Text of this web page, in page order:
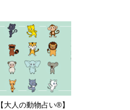
【大人の動物占い®】